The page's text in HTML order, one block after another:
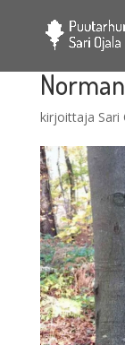
kirjoittaja Sari